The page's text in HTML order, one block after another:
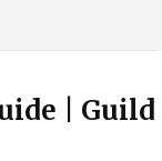
| Guild